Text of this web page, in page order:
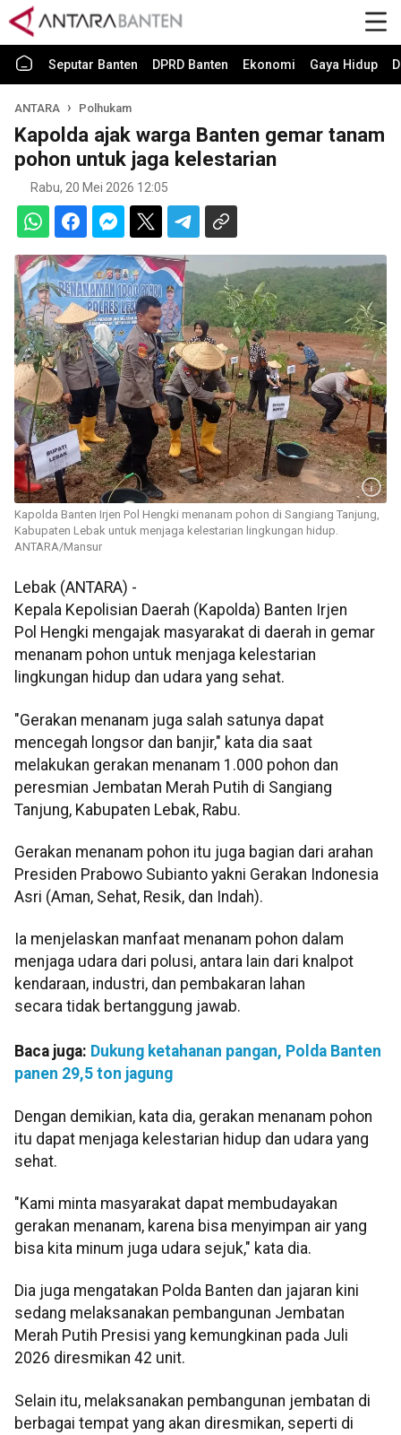
Seputar Banten DPRD Banten Ekonomi Gaya Hidup
ANTARA Polhukam
Kapolda ajak warga Banten gemar tanam
pohon untuk jaga kelestarian
Rabu, 20 Mei 2026 12:05
Kapolda Banten Irjen Pol Hengki menanam pohon di Sangiang Tanjung,
Kabupaten Lebak untuk menjaga kelestarian lingkungan hidup.
ANTARA/Mansur
Lebak (ANTARA) -
Kepala Kepolisian Daerah (Kapolda) Banten Irjen
Pol Hengki mengajak masyarakat di daerah in gemar
menanam pohon untuk menjaga kelestarian
lingkungan hidup dan udara yang sehat.
"Gerakan menanam juga salah satunya dapat
mencegah longsor dan banjir," kata dia saat
melakukan gerakan menanam 1.000 pohon dan
peresmian Jembatan Merah Putih di Sangiang
Tanjung, Kabupaten Lebak, Rabu.
Gerakan menanam pohon itu juga bagian dari arahan
Presiden Prabowo Subianto yakni Gerakan Indonesia
Asri (Aman, Sehat, Resik, dan Indah).
Ia menjelaskan manfaat menanam pohon dalam
menjaga udara dari polusi, antara lain dari knalpot
kendaraan, industri, dan pembakaran lahan
secara tidak bertanggung jawab.
Baca juga: Dukung ketahanan pangan, Polda Banten
panen 29,5 ton jagung
Dengan demikian, kata dia, gerakan menanam pohon
itu dapat menjaga kelestarian hidup dan udara yang
sehat.
"Kami minta masyarakat dapat membudayakan
gerakan menanam, karena bisa menyimpan air yang
bisa kita minum juga udara sejuk," kata dia.
Dia juga mengatakan Polda Banten dan jajaran kini
sedang melaksanakan pembangunan Jembatan
Merah Putih Presisi yang kemungkinan pada Juli
2026 diresmikan 42 unit.
Selain itu, melaksanakan pembangunan jembatan di
berbagai tempat yang akan diresmikan, seperti di